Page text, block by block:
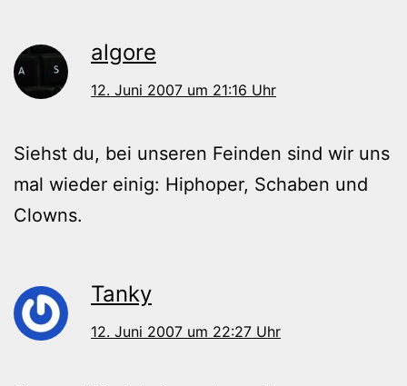
algore
12. Juni 2007 um 21:16 Uhr
Siehst du, bei unseren Feinden sind wir uns
mal wieder einig: Hiphoper, Schaben und
Clowns.
Tanky
12. Juni 2007 um 22:27 Uhr